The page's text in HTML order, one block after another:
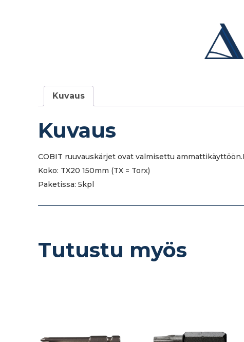
Kuvaus
Kuvaus
COBIT ruuvauskärjet ovat valmisettu
Koko: TX20 150mm (TX = Torx)
Paketissa: 5kpl
Tutustu myös